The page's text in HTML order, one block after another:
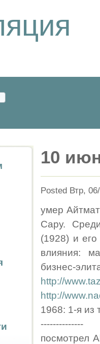
10
Posted Втр,
умер
Сару.
(1928) и
влияния:
бизнес-
http://
http://
1968: 1-я из
--------------
посмотрел